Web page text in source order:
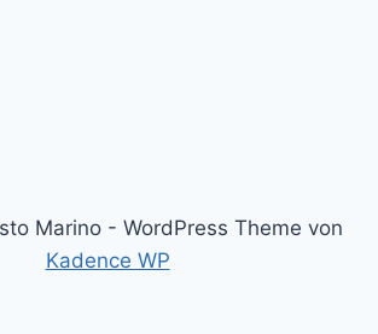
Marino - WordPress Theme von
Kadence WP